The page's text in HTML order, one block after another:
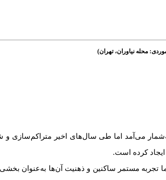
محله نیاوران، تهران)
می‌آمد اما طی سال‌های اخیر متراکم‌سازی و
ایجاد کرده است.
تجربه مستمر ساکنین و ذهنیت آن‌ها به‌عنوان